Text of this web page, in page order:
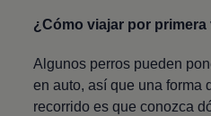
¿Cómo viajar por
Algunos perros pueden
en auto, así que una forma
recorrido es que conozca